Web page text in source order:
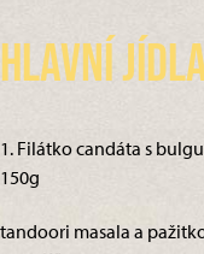
Hlavní
1. Filátko candáta s
150g
tandoori masala a